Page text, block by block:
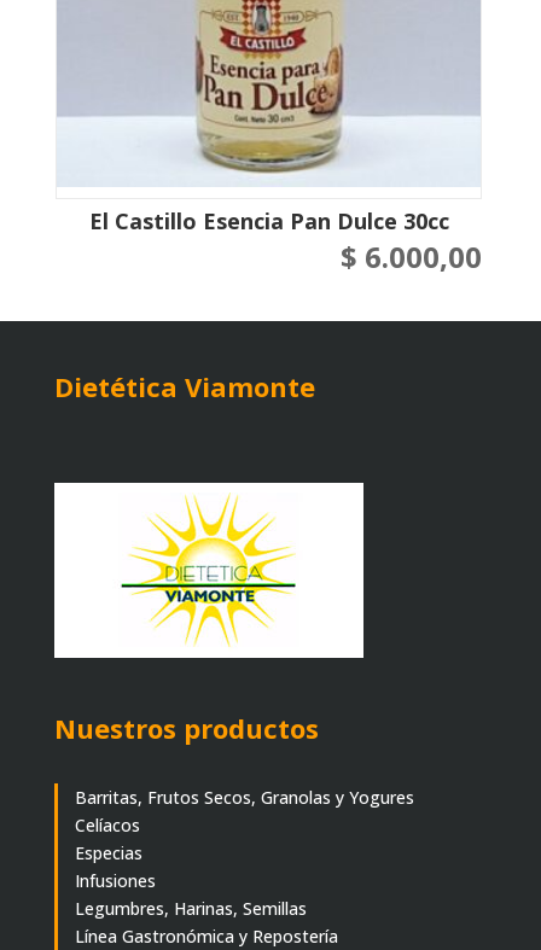
El Castillo Esencia Pan Dulce 30cc
$ 6.000,00
Dietética Viamonte
Nuestros productos
Barritas, Frutos Secos, Granolas y Yogures
Celíacos
Especias
Infusiones
Legumbres, Harinas, Semillas
Línea Gastronómica y Repostería